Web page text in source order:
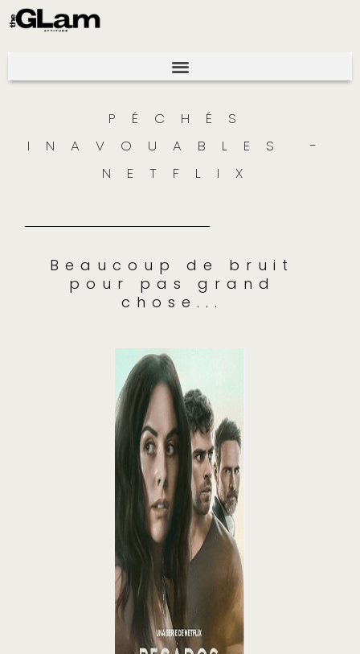
PÉCHÉS
INAVOUABLES -
NETFLIX
Beaucoup de bruit
pour pas grand
chose...